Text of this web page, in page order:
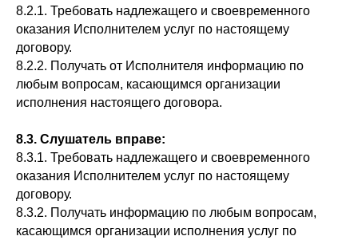
8.2.1. Требовать надлежащего и своевременного
оказания Исполнителем услуг по настоящему
договору.
8.2.2. Получать от Исполнителя информацию по
любым вопросам, касающимся организации
исполнения настоящего договора.
8.3. Слушатель вправе:
8.3.1. Требовать надлежащего и своевременного
оказания Исполнителем услуг по настоящему
договору.
8.3.2. Получать информацию по любым вопросам,
касающимся организации исполнения услуг по